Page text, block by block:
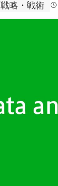
戦略・戦術